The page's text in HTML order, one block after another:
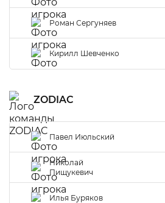
Роман Сергуняев
Кирилл Шевченко
ZODIAC
Павел Июльский
Николай
Пищукевич
Илья Буряков